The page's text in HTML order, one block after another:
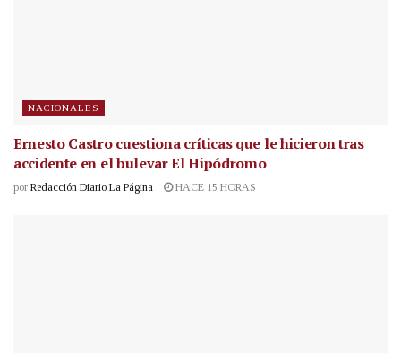
NACIONALES
Ernesto Castro cuestiona críticas que le hicieron tras
accidente en el bulevar El Hipódromo
por Redacción Diario La Página HACE 15 HORAS